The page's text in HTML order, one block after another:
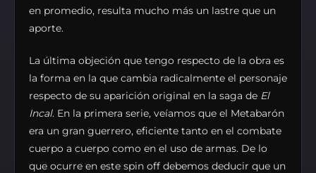
en promedio, resulta mucho más un lastre que un
aporte.
La última objeción que tengo respecto de la obra es
la forma en la que cambia radicalmente el personaje
respecto de su aparición original en la saga de El
Incal. En la primera serie, veíamos que el Metabarón
era un gran guerrero, eficiente tanto en el combate
cuerpo a cuerpo como en el uso de armas. De lo
que ocurre en este spin off debemos deducir que un